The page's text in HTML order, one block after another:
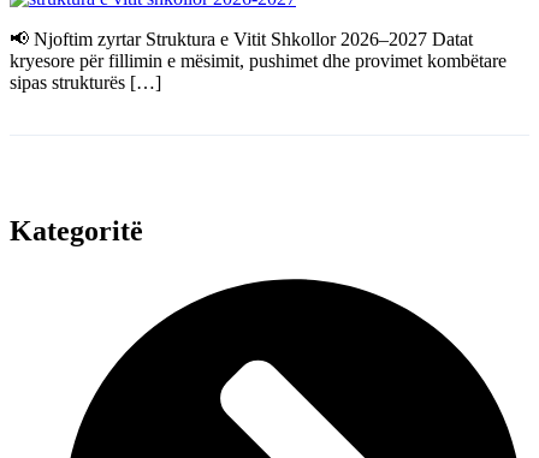
📢 Njoftim zyrtar Struktura e Vitit Shkollor 2026–2027 Datat
kryesore për fillimin e mësimit, pushimet dhe provimet kombëtare
sipas strukturës […]
Kategoritë